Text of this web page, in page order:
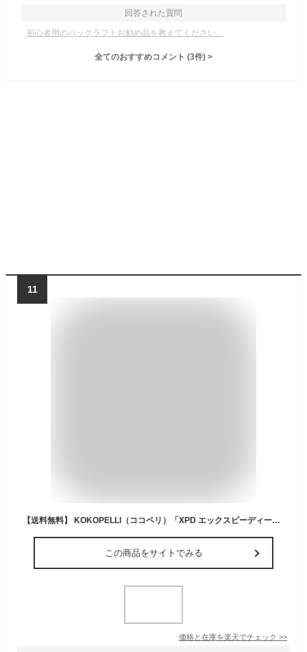
回答された質問
初心者用のバックラフトお勧め品を教えてください。
全てのおすすめコメント (3件) >
11
【送料無料】 KOKOPELLI（ココペリ）「XPD エックスピーディー」レッド/オリーブドラブグリーン 1000d強化PVC 6.1kg 長さ216cm 静水 湖 海 パックラフト アウトドア 釣り キャンプ リバーアクテビティ ボート カヌー
この商品をサイトでみる
価格と在庫を楽天でチェック >>